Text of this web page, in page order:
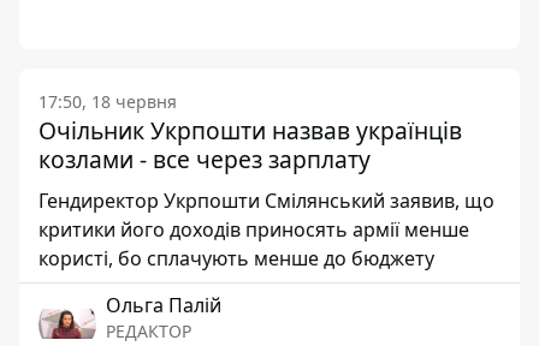
17:50, 18 червня
Очільник Укрпошти назвав українців
козлами - все через зарплату
Гендиректор Укрпошти Смілянський заявив, що
критики його доходів приносять армії менше
користі, бо сплачують менше до бюджету
Ольга Палій
РЕДАКТОР